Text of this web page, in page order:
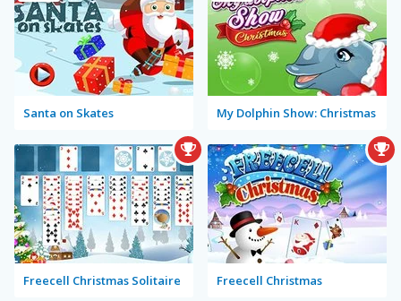
Santa on Skates My Dolphin Show: Christmas
Freecell Christmas Solitaire Freecell Christmas